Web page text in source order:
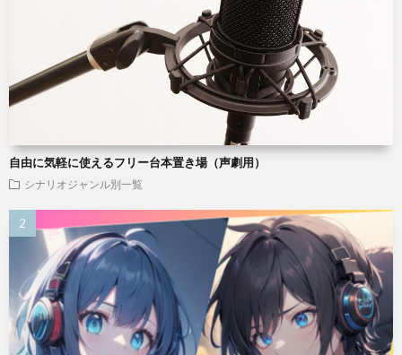
自由に気軽に使えるフリー台本置き場（声劇用）
シナリオジャンル別一覧